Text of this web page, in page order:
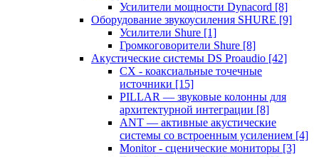
Усилители мощности Dynacord [8]
Оборудование звукоусиления SHURE [9]
Усилители Shure [1]
Громкоговорители Shure [8]
Акустические системы DS Proaudio [42]
CX - коаксиальные точечные
источники [15]
PILLAR — звуковые колонны для
архитектурной интеграции [8]
ANT — активные акустические
системы со встроенным усилением [4]
Monitor - сценические мониторы [3]